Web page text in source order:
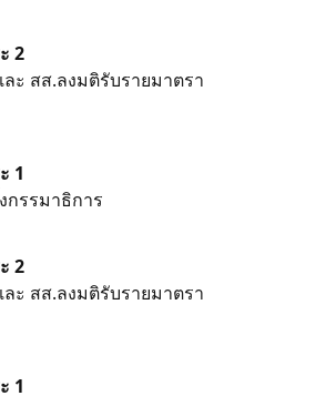
2
ะ สส.ลงมติรับรายมาตรา
1
กรรมาธิการ
2
ะ สส.ลงมติรับรายมาตรา
1